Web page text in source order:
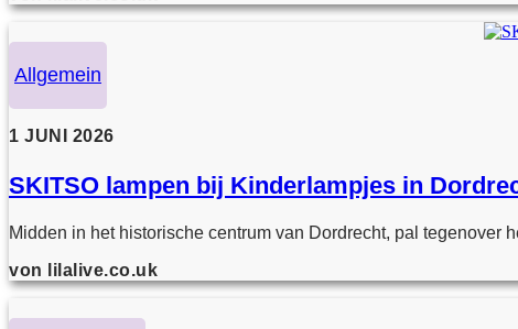
Allgemein
1 JUNI 2026
SKITSO lampen bij Kinderlampjes in
Midden in het historische centrum van Dordrecht, pal tegenover
von lilalive.co.uk